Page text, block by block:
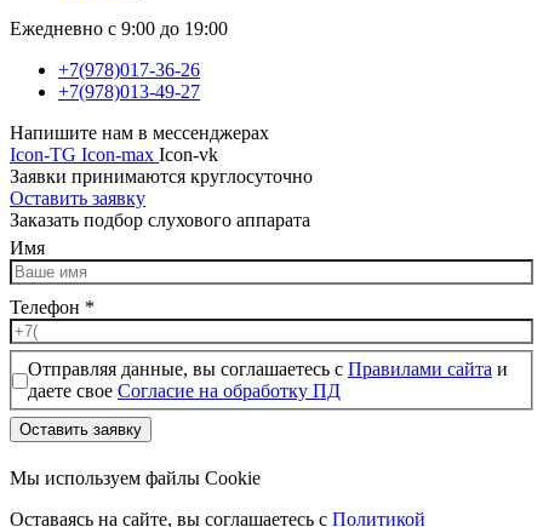
Ежедневно с 9:00 до 19:00
+7(978)017-36-26
+7(978)013-49-27
Напишите нам в мессенджерах
Icon-TG Icon-max Icon-vk
Заявки принимаются круглосуточно
Оставить заявку
Заказать подбор слухового аппарата
Имя
Телефон *
Отправляя данные, вы соглашаетесь с Правилами сайта и
даете свое Согласие на обработку ПД
Оставить заявку
Мы используем файлы Cookie
Оставаясь на сайте, вы соглашаетесь c Политикой